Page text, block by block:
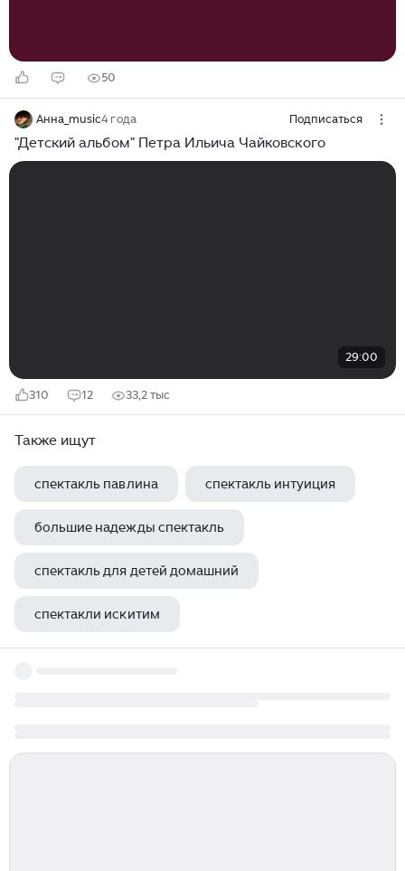
50
Анна_music4 года Подписаться
"Детский альбом" Петра Ильича Чайковского
29:00
310 12 33,2 тыс
Также ищут
спектакль павлина спектакль интуиция
большие надежды спектакль
спектакль для детей домашний
спектакли искитим